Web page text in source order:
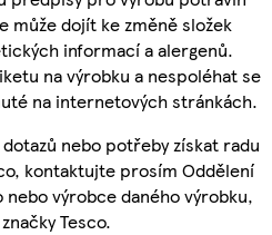
může dojít ke změně složek
informací a alergenů.
na výrobku a nespoléhat se
na internetových stránkách.
nebo potřeby získat radu
kontaktujte prosím Oddělení
nebo výrobce daného výrobku,
Tesco.